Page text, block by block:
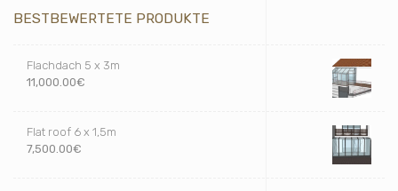
BESTBEWERTETE PRODUKTE
Flachdach 5 x 3m
11,000.00€
Flat roof 6 x 1,5m
7,500.00€